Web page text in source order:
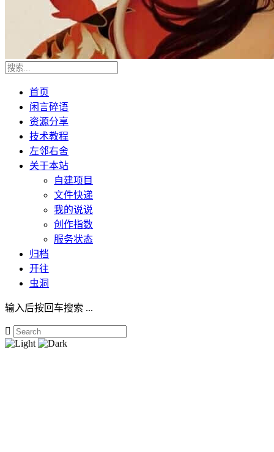
首页
闲言碎语
资源分享
技术教程
左邻右舍
关于本站
自建项目
文件快递
我的说说
创作指数
服务状态
归档
开往
虫洞
输入后按回车搜索 ...
